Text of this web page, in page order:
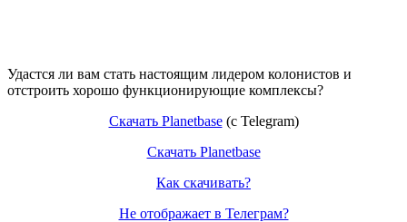
Удастся ли вам стать настоящим лидером колонистов и
отстроить хорошо функционирующие комплексы?
Скачать Planetbase(с Telegram)
Скачать Planetbase
Как скачивать?
Не отображает в Телеграм?